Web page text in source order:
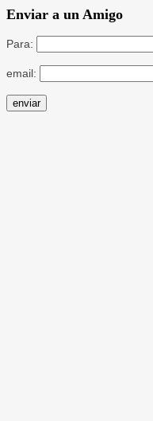
Enviar a un Amigo
Para:
email: